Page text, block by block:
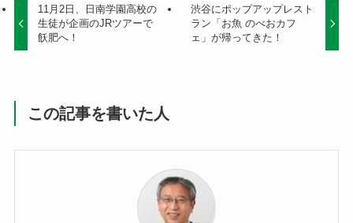
11月2日、日南学園高校の
生徒が企画のJRツアーで
飫肥へ！
渋谷にポップアップレスト
ラン「お魚 のべおカフ
ェ」が帰ってきた！
この記事を書いた人